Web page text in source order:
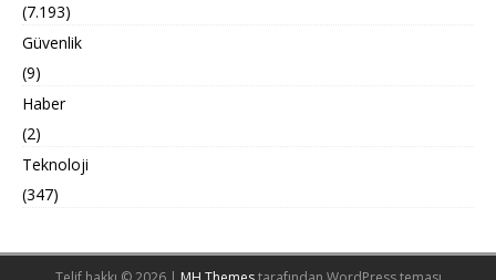
(7.193)
Güvenlik
(9)
Haber
(2)
Teknoloji
(347)